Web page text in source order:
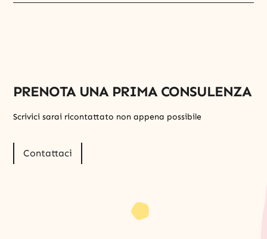
PRENOTA UNA PRIMA CONSULENZA
Scrivici sarai ricontattato non appena possibile
Contattaci